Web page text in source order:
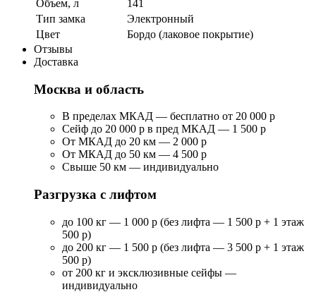
Объем, л
141
Тип замка
Электронный
Цвет
Бордо (лаковое покрытие)
Отзывы
Доставка
Москва и область
В пределах МКАД — бесплатно от 20 000 р
Сейф до 20 000 р в пред МКАД — 1 500 р
От МКАД до 20 км — 2 000 р
От МКАД до 50 км — 4 500 р
Свыше 50 км — индивидуально
Разгрузка с лифтом
до 100 кг — 1 000 р (без лифта — 1 500 р + 1 этаж
500 р)
до 200 кг — 1 500 р (без лифта — 3 500 р + 1 этаж
500 р)
от 200 кг и эксклюзивные сейфы —
индивидуально